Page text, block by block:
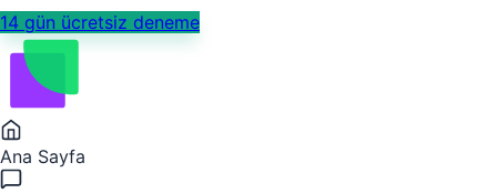
14 gün ücretsiz deneme
Ana Sayfa